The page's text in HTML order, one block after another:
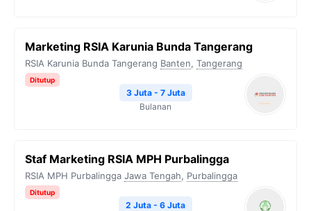
Marketing RSIA Karunia Bunda Tangerang
RSIA Karunia Bunda Tangerang Banten, Tangerang
Ditutup
3 Juta - 7 Juta
Bulanan
Staf Marketing RSIA MPH Purbalingga
RSIA MPH Purbalingga Jawa Tengah, Purbalingga
Ditutup
2 Juta - 6 Juta